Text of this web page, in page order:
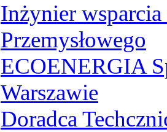
Inżynier wsparcia
Przemysłowego
ECOENERGIA
Warszawie
Doradca